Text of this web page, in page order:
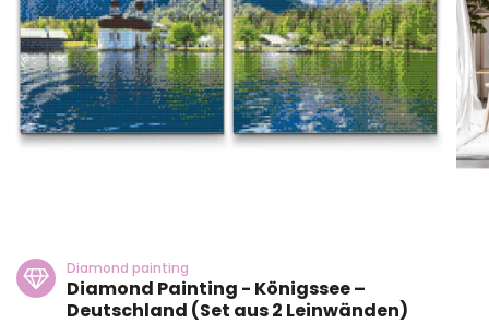
Diamond painting
Diamond Painting - Königssee –
Deutschland (Set aus 2 Leinwänden)